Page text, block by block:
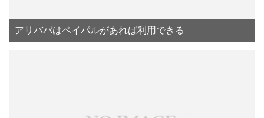
アリババはペイパルがあれば利用できる